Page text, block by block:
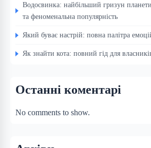
Водосвинка: найбільший гризун
та феноменальна популярність
Який буває настрій: повна палітра
Як знайти кота: повний гід для
Останні коментарі
No comments to show.